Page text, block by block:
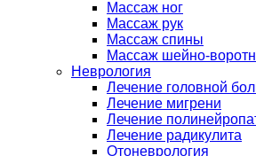
Массаж ног
Массаж рук
Массаж спины
Массаж шейно-
Неврология
Лечение головной
Лечение мигрени
Лечение
Лечение радикулита
Отоневрология